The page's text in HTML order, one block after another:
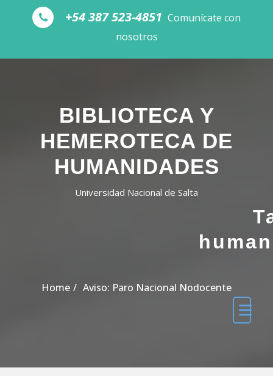
Skip to the content
+54 387 523-4851 Comunícate con
nosotros
BIBLIOTECA Y
HEMEROTECA DE
HUMANIDADES
Universidad Nacional de Salta
Home Aviso: Paro Nacional Nodocente